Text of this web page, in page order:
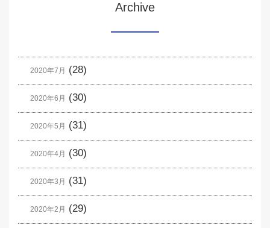
Archive
2020年7月 (28)
2020年6月 (30)
2020年5月 (31)
2020年4月 (30)
2020年3月 (31)
2020年2月 (29)